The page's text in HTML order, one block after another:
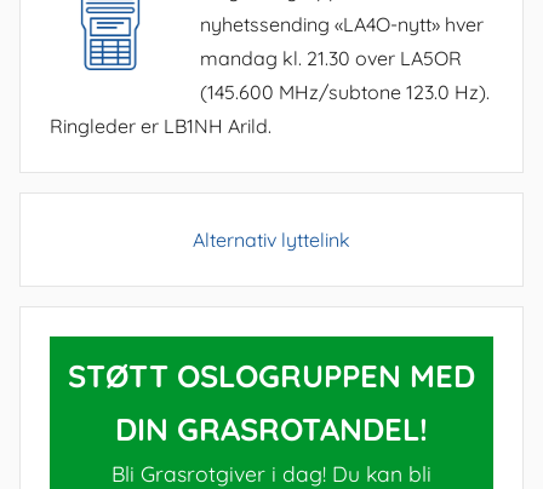
nyhetssending «LA4O-nytt» hver
mandag kl. 21.30 over LA5OR
(145.600 MHz/subtone 123.0 Hz).
Ringleder er LB1NH Arild.
Alternativ lyttelink
STØTT OSLOGRUPPEN MED
DIN GRASROTANDEL!
Bli Grasrotgiver i dag! Du kan bli